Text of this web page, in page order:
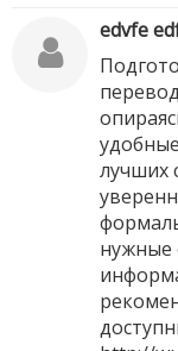
edvfe
лучших
нужные